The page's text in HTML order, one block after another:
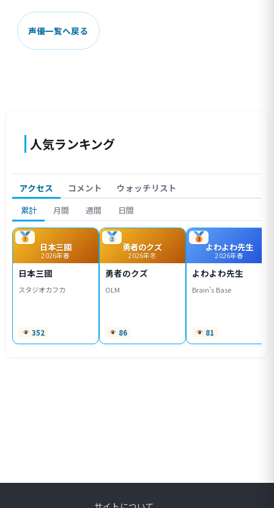
声優一覧へ戻る
人気ランキング
アクセス コメント ウォッチリスト
累計 月間 週間 日間
日本三國
2026年春
日本三國
スタジオカフカ
352
勇者のクズ
2026年冬
勇者のクズ
OLM
86
よわよわ先生
2026年春
よわよわ先生
Brain's Base
81